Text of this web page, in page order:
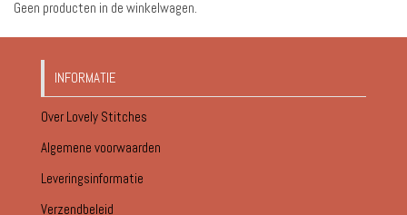
Geen producten in de winkelwagen.
INFORMATIE
Over Lovely Stitches
Algemene voorwaarden
Leveringsinformatie
Verzendbeleid